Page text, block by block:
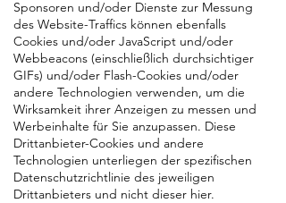
Sponsoren und/oder Dienste zur Messung
des Website-Traffics können ebenfalls
Cookies und/oder JavaScript und/oder
Webbeacons (einschließlich durchsichtiger
GIFs) und/oder Flash-Cookies und/oder
andere Technologien verwenden, um die
Wirksamkeit ihrer Anzeigen zu messen und
Werbeinhalte für Sie anzupassen. Diese
Drittanbieter-Cookies und andere
Technologien unterliegen der spezifischen
Datenschutzrichtlinie des jeweiligen
Drittanbieters und nicht dieser hier.